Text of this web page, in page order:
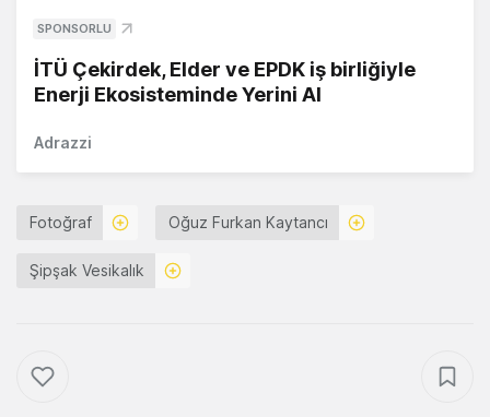
SPONSORLU
İTÜ Çekirdek, Elder ve EPDK iş birliğiyle
Enerji Ekosisteminde Yerini Al
Adrazzi
Fotoğraf Oğuz Furkan Kaytancı
Şipşak Vesikalık